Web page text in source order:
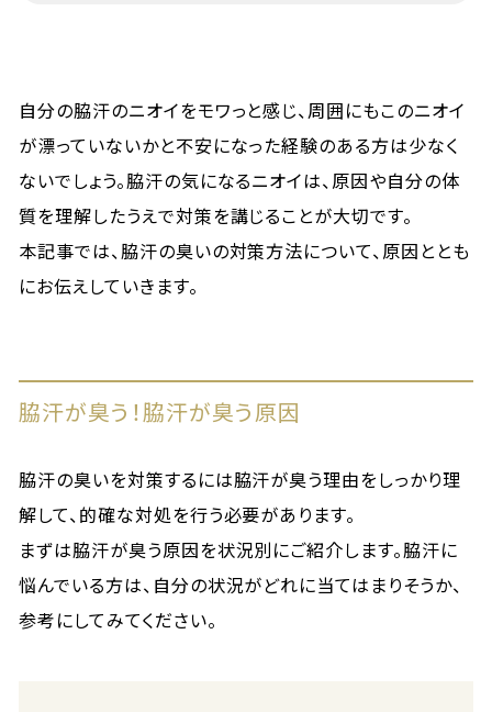
自分の脇汗のニオイをモワっと感じ、周囲にもこのニオイ
が漂っていないかと不安になった経験のある方は少なく
ないでしょう。脇汗の気になるニオイは、原因や自分の体
質を理解したうえで対策を講じることが大切です。
本記事では、脇汗の臭いの対策方法について、原因ととも
にお伝えしていきます。
脇汗が臭う！脇汗が臭う原因
脇汗の臭いを対策するには脇汗が臭う理由をしっかり理
解して、的確な対処を行う必要があります。
まずは脇汗が臭う原因を状況別にご紹介します。脇汗に
悩んでいる方は、自分の状況がどれに当てはまりそうか、
参考にしてみてください。